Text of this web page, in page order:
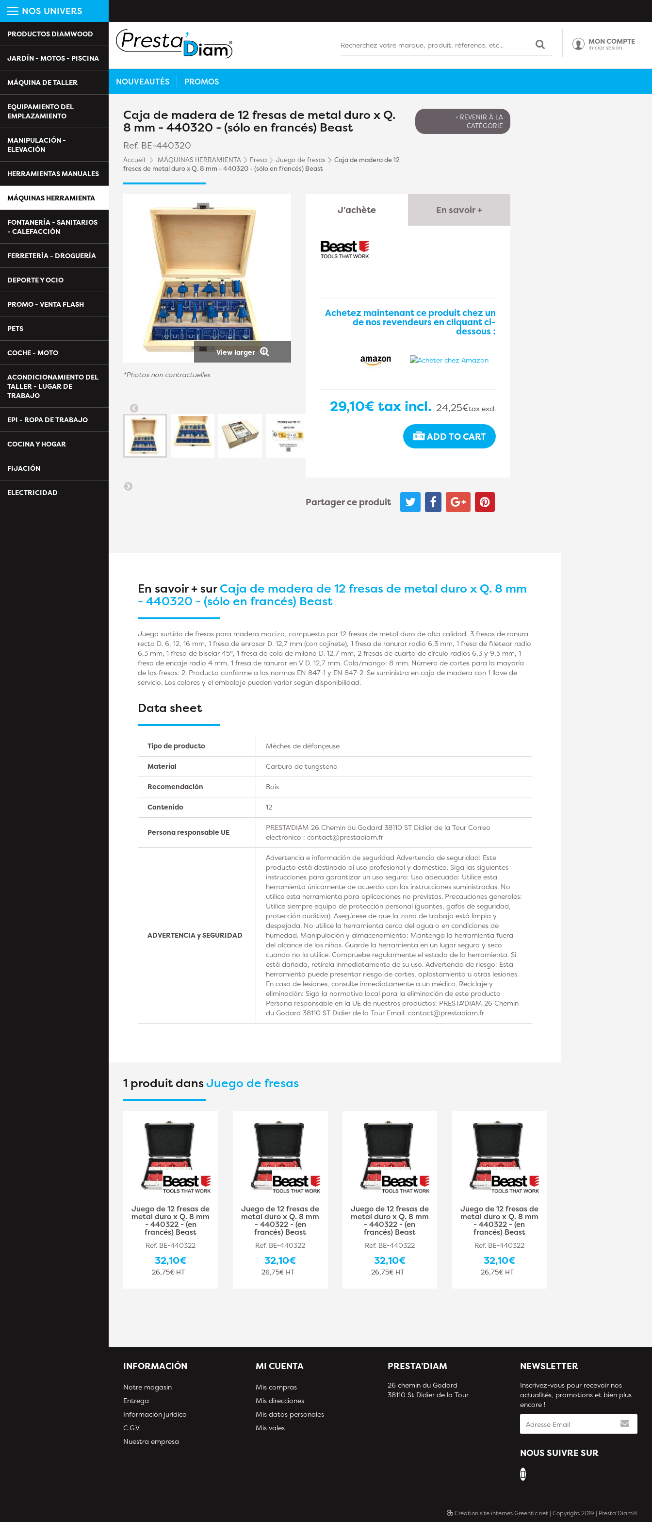
NOS UNIVERS
PRODUCTOS DIAMWOOD
JARDÍN - MOTOS - PISCINA
MÁQUINA DE TALLER
EQUIPAMIENTO DEL
EMPLAZAMIENTO
MANIPULACIÓN -
ELEVACIÓN
HERRAMIENTAS MANUALES
MÁQUINAS HERRAMIENTA
FONTANERÍA - SANITARIOS
- CALEFACCIÓN
FERRETERÍA - DROGUERÍA
DEPORTE Y OCIO
PROMO - VENTA FLASH
PETS
COCHE - MOTO
ACONDICIONAMIENTO DEL
TALLER - LUGAR DE
TRABAJO
EPI - ROPA DE TRABAJO
COCINA Y HOGAR
FIJACIÓN
ELECTRICIDAD
MON COMPTE
Iniciar sesión
NOUVEAUTÉS PROMOS
Caja de madera de 12 fresas de metal duro x Q.
8 mm - 440320 - (sólo en francés) Beast
Ref. BE-440320
Accueil MÁQUINAS HERRAMIENTA Fresa Juego de fresas
Caja de madera de 12
fresas de metal duro x Q. 8 mm - 440320 - (sólo en francés) Beast
‹ REVENIR À LA
CATÉGORIE
View larger
*Photos non contractuelles
J'achète En savoir +
Achetez maintenant ce produit chez un
de nos revendeurs en cliquant ci-
dessous :
29,10€ tax incl. 24,25€tax excl.
ADD TO CART
Partager ce produit
En savoir + surCaja de madera de 12 fresas de metal duro x Q. 8 mm
- 440320 - (sólo en francés) Beast
Juego surtido de fresas para madera maciza, compuesto por 12 fresas de metal duro de alta calidad: 3 fresas de ranura
recta D. 6, 12, 16 mm, 1 fresa de enrasar D. 12,7 mm (con cojinete), 1 fresa de ranurar radio 6,3 mm, 1 fresa de filetear radio
6,3 mm, 1 fresa de biselar 45°, 1 fresa de cola de milano D. 12,7 mm, 2 fresas de cuarto de círculo radios 6,3 y 9,5 mm, 1
fresa de encaje radio 4 mm, 1 fresa de ranurar en V D. 12,7 mm. Cola/mango: 8 mm. Número de cortes para la mayoría
de las fresas: 2. Producto conforme a las normas EN 847-1 y EN 847-2. Se suministra en caja de madera con 1 llave de
servicio. Los colores y el embalaje pueden variar según disponibilidad.
Data sheet
Tipo de producto Mèches de défonçeuse
Material Carburo de tungsteno
Recomendación Bois
Contenido 12
Persona responsable UE
PRESTA'DIAM 26 Chemin du Godard 38110 ST Didier de la Tour Correo
electrónico : contact@prestadiam.fr
ADVERTENCIA y SEGURIDAD
Advertencia e información de seguridad Advertencia de seguridad: Este
producto está destinado al uso profesional y doméstico. Siga las siguientes
instrucciones para garantizar un uso seguro: Uso adecuado: Utilice esta
herramienta únicamente de acuerdo con las instrucciones suministradas. No
utilice esta herramienta para aplicaciones no previstas. Precauciones generales:
Utilice siempre equipo de protección personal (guantes, gafas de seguridad,
protección auditiva). Asegúrese de que la zona de trabajo está limpia y
despejada. No utilice la herramienta cerca del agua o en condiciones de
humedad. Manipulación y almacenamiento: Mantenga la herramienta fuera
del alcance de los niños. Guarde la herramienta en un lugar seguro y seco
cuando no la utilice. Compruebe regularmente el estado de la herramienta. Si
está dañada, retírela inmediatamente de su uso. Advertencia de riesgo: Esta
herramienta puede presentar riesgo de cortes, aplastamiento u otras lesiones.
En caso de lesiones, consulte inmediatamente a un médico. Reciclaje y
eliminación: Siga la normativa local para la eliminación de este producto
Persona responsable en la UE de nuestros productos: PRESTA'DIAM 26 Chemin
du Godard 38110 ST Didier de la Tour Email: contact@prestadiam.fr
1 produit dansJuego de fresas
Juego de 12 fresas de
metal duro x Q. 8 mm
- 440322 - (en
francés) Beast
Ref. BE-440322
32,10€
26,75€ HT
Juego de 12 fresas de
metal duro x Q. 8 mm
- 440322 - (en
francés) Beast
Ref. BE-440322
32,10€
26,75€ HT
Juego de 12 fresas de
metal duro x Q. 8 mm
- 440322 - (en
francés) Beast
Ref. BE-440322
32,10€
26,75€ HT
Juego de 12 fresas de
metal duro x Q. 8 mm
- 440322 - (en
francés) Beast
Ref. BE-440322
32,10€
26,75€ HT
INFORMACIÓN
Notre magasin
Entrega
Información jurídica
C.G.V.
Nuestra empresa
MI CUENTA
Mis compras
Mis direcciones
Mis datos personales
Mis vales
PRESTA'DIAM
26 chemin du Godard
38110 St Didier de la Tour
NEWSLETTER
Inscrivez-vous pour recevoir nos
actualités, promotions et bien plus
encore !
NOUS SUIVRE SUR
Création site internet Greentic.net | Copyright 2019 | Presta'Diam®